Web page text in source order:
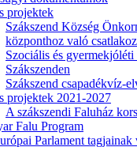
projektek
Szákszend Község
központhoz való
Szociális és
Szákszenden
Szákszend csapadékvíz-
projektek 2021-2027
A szákszendi Faluház
Falu Program
Parlament tagjainak